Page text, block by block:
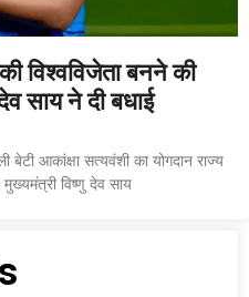
विश्वविजेता बनने की
साय ने दी बधाई
बेटी आकांक्षा सत्यवंशी का योगदान राज्य
विष्णु देव साय